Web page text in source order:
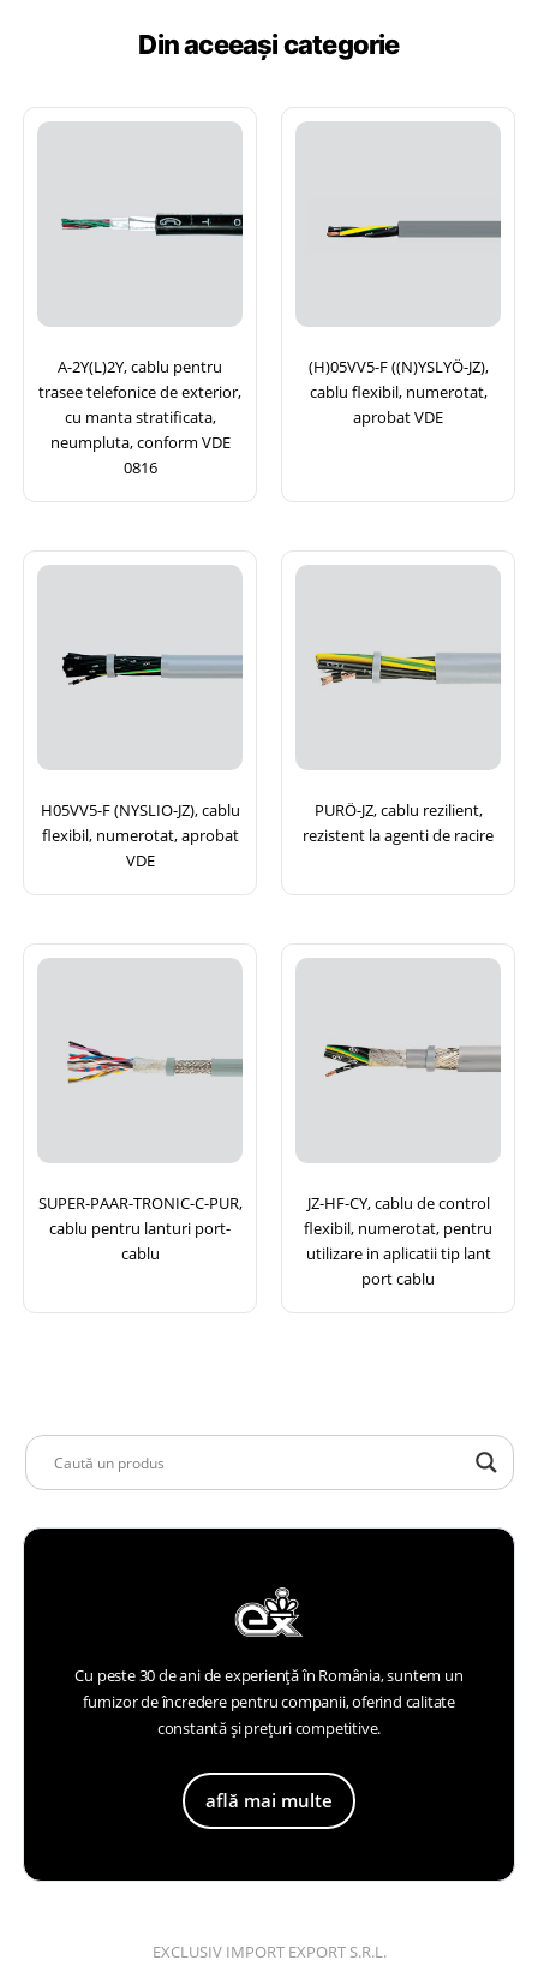
Din aceeași categorie
A-2Y(L)2Y, cablu pentru
trasee telefonice de exterior,
cu manta stratificata,
neumpluta, conform VDE
0816
(H)05VV5-F ((N)YSLYÖ-JZ),
cablu flexibil, numerotat,
aprobat VDE
H05VV5-F (NYSLIO-JZ), cablu
flexibil, numerotat, aprobat
VDE
PURÖ-JZ, cablu rezilient,
rezistent la agenti de racire
SUPER-PAAR-TRONIC-C-PUR,
cablu pentru lanturi port-
cablu
JZ-HF-CY, cablu de control
flexibil, numerotat, pentru
utilizare in aplicatii tip lant
port cablu
Cu peste 30 de ani de experiență în România, suntem un
furnizor de încredere pentru companii, oferind calitate
constantă și prețuri competitive.
află mai multe
EXCLUSIV IMPORT EXPORT S.R.L.